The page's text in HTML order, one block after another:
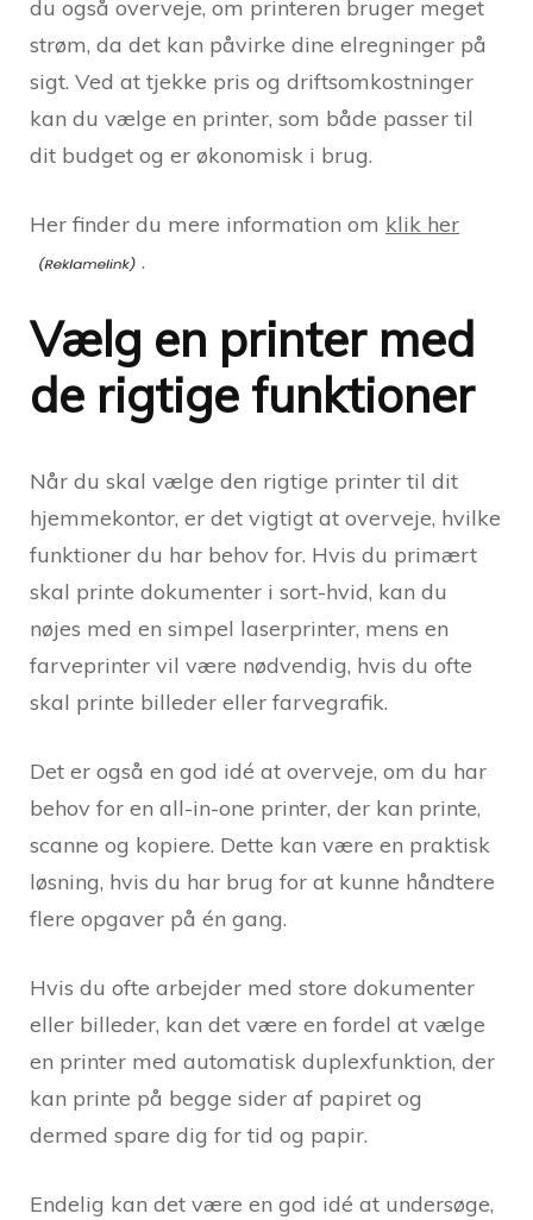
du også overveje, om printeren bruger meget
strøm, da det kan påvirke dine elregninger på
sigt. Ved at tjekke pris og driftsomkostninger
kan du vælge en printer, som både passer til
dit budget og er økonomisk i brug.
Her finder du mere information om klik her
.
Vælg en printer med
de rigtige funktioner
Når du skal vælge den rigtige printer til dit
hjemmekontor, er det vigtigt at overveje, hvilke
funktioner du har behov for. Hvis du primært
skal printe dokumenter i sort-hvid, kan du
nøjes med en simpel laserprinter, mens en
farveprinter vil være nødvendig, hvis du ofte
skal printe billeder eller farvegrafik.
Det er også en god idé at overveje, om du har
behov for en all-in-one printer, der kan printe,
scanne og kopiere. Dette kan være en praktisk
løsning, hvis du har brug for at kunne håndtere
flere opgaver på én gang.
Hvis du ofte arbejder med store dokumenter
eller billeder, kan det være en fordel at vælge
en printer med automatisk duplexfunktion, der
kan printe på begge sider af papiret og
dermed spare dig for tid og papir.
Endelig kan det være en god idé at undersøge,